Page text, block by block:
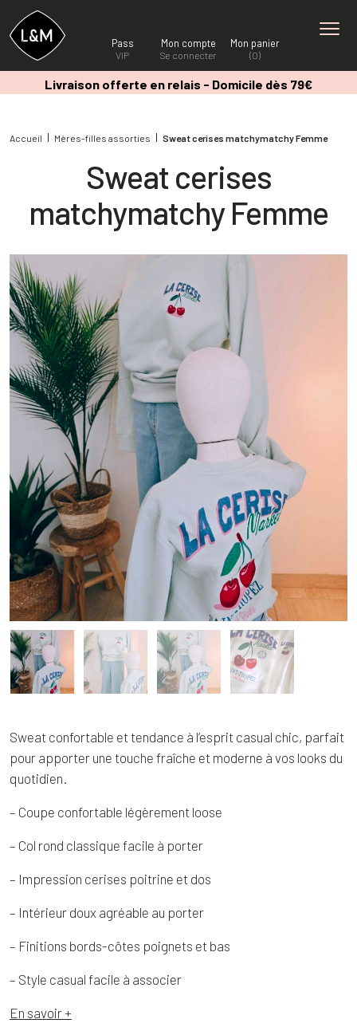
Pass
VIP
Mon compte
Se connecter
Mon panier
(0)
Livraison offerte en relais - Domicile dès 79€
Accueil Mères-filles assorties Sweat cerises matchymatchy Femme
Sweat cerises
matchymatchy Femme
Sweat confortable et tendance à l’esprit casual chic, parfait
pour apporter une touche fraîche et moderne à vos looks du
quotidien.
– Coupe confortable légèrement loose
– Col rond classique facile à porter
– Impression cerises poitrine et dos
– Intérieur doux agréable au porter
– Finitions bords-côtes poignets et bas
– Style casual facile à associer
En savoir +